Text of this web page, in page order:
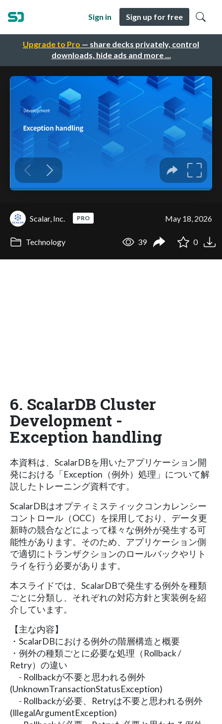
Upgrade to Pro — share decks privately, control
downloads, hide ads and more …
Sign in Sign up for free
Scalar, Inc. PRO May 18, 2026
Technology 39 0
6. ScalarDB Cluster
Development -
Exception handling
本資料は、ScalarDBを用いたアプリケーション開
発における「Exception（例外）処理」について解
説したトレーニング資料です。
ScalarDBはオプティミスティックコンカレンシー
コントロール（OCC）を採用しており、データ更
新時の競合などによって様々な例外が発生する可
能性があります。そのため、アプリケーション側
で適切にトランザクションのロールバックやリト
ライを行う必要があります。
本スライドでは、ScalarDBで発生する例外を種類
ごとに分類し、それぞれの対応方針と実装例を紹
介しています。
【主な内容】
・ScalarDBにおける例外の階層構造と概要
・例外の種類ごとに必要な処理（Rollback /
Retry）の違い
- Rollbackが不要と思われる例外
(UnknownTransactionStatusException)
- Rollbackが必要、Retryは不要と思われる例外
(IllegalArgumentException)